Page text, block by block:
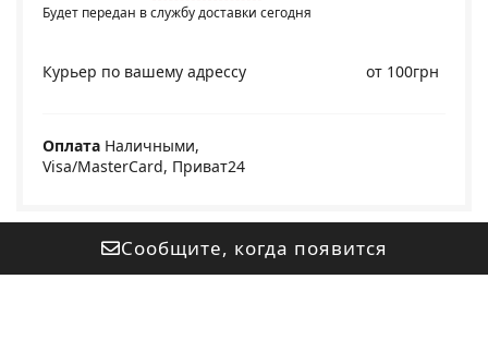
Будет передан в службу доставки сегодня
Курьер по вашему адрессу от 100грн
Оплата Наличными,
Visa/MasterCard, Приват24
Сообщите, когда появится